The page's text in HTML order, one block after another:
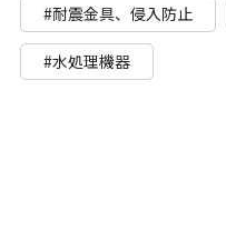
#耐震金具、侵入防止
#水処理機器